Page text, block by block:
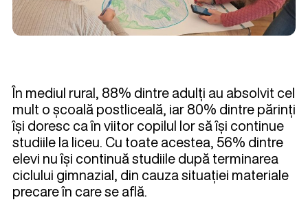
În mediul rural, 88% dintre adulți au absolvit cel
mult o școală postliceală, iar 80% dintre părinți
își doresc ca în viitor copilul lor să își continue
studiile la liceu. Cu toate acestea, 56% dintre
elevi nu își continuă studiile după terminarea
ciclului gimnazial, din cauza situației materiale
precare în care se află.